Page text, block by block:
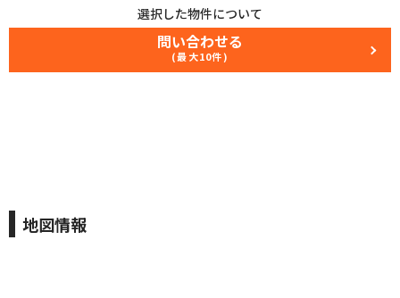
選択した物件について
問い合わせる
(最大10件)
地図情報